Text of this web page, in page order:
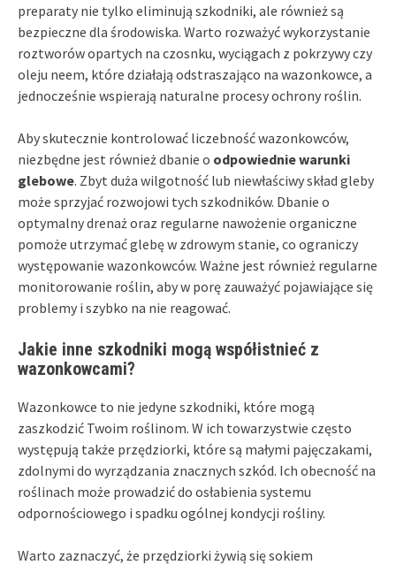
preparaty nie tylko eliminują szkodniki, ale również są
bezpieczne dla środowiska. Warto rozważyć wykorzystanie
roztworów opartych na czosnku, wyciągach z pokrzywy czy
oleju neem, które działają odstraszająco na wazonkowce, a
jednocześnie wspierają naturalne procesy ochrony roślin.
Aby skutecznie kontrolować liczebność wazonkowców,
niezbędne jest również dbanie o odpowiednie warunki
glebowe. Zbyt duża wilgotność lub niewłaściwy skład gleby
może sprzyjać rozwojowi tych szkodników. Dbanie o
optymalny drenaż oraz regularne nawożenie organiczne
pomoże utrzymać glebę w zdrowym stanie, co ograniczy
występowanie wazonkowców. Ważne jest również regularne
monitorowanie roślin, aby w porę zauważyć pojawiające się
problemy i szybko na nie reagować.
Jakie inne szkodniki mogą współistnieć z
wazonkowcami?
Wazonkowce to nie jedyne szkodniki, które mogą
zaszkodzić Twoim roślinom. W ich towarzystwie często
występują także przędziorki, które są małymi pajęczakami,
zdolnymi do wyrządzania znacznych szkód. Ich obecność na
roślinach może prowadzić do osłabienia systemu
odpornościowego i spadku ogólnej kondycji rośliny.
Warto zaznaczyć, że przędziorki żywią się sokiem